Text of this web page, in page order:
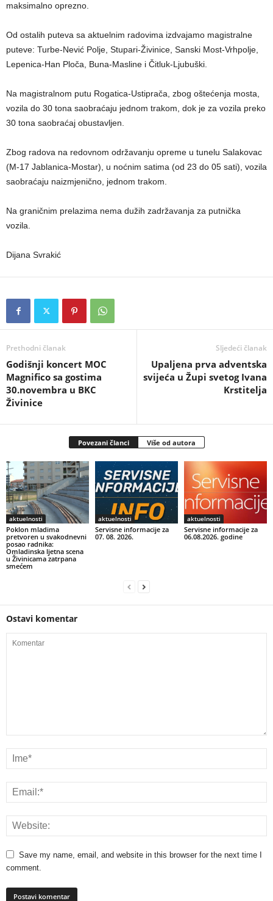
maksimalno oprezno.
Od ostalih puteva sa aktuelnim radovima izdvajamo magistralne
puteve: Turbe-Nević Polje, Stupari-Živinice, Sanski Most-Vrhpolje,
Lepenica-Han Ploča, Buna-Masline i Čitluk-Ljubuški.
Na magistralnom putu Rogatica-Ustiprača, zbog oštećenja mosta,
vozila do 30 tona saobraćaju jednom trakom, dok je za vozila preko
30 tona saobraćaj obustavljen.
Zbog radova na redovnom održavanju opreme u tunelu Salakovac
(M-17 Jablanica-Mostar), u noćnim satima (od 23 do 05 sati), vozila
saobraćaju naizmjenično, jednom trakom.
Na graničnim prelazima nema dužih zadržavanja za putnička
vozila.
Dijana Svrakić
Prethodni članak
Godišnji koncert MOC
Magnifico sa gostima
30.novembra u BKC
Živinice
Sljedeći članak
Upaljena prva adventska
svijeća u Župi svetog Ivana
Krstitelja
Povezani članci Više od autora
aktuelnosti
Poklon mladima
pretvoren u svakodnevni
posao radnika:
Omladinska ljetna scena
u Živinicama zatrpana
smećem
aktuelnosti
Servisne informacije za
07. 08. 2026.
aktuelnosti
Servisne informacije za
06.08.2026. godine
Ostavi komentar
Save my name, email, and website in this browser for the next time I
comment.